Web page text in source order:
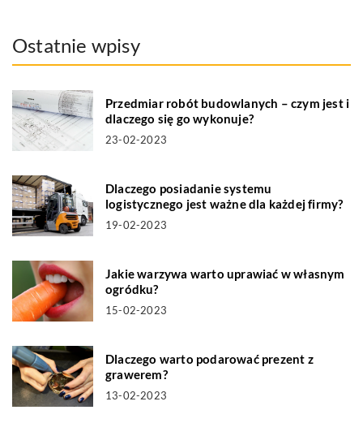
Ostatnie wpisy
Przedmiar robót budowlanych – czym jest i
dlaczego się go wykonuje?
23-02-2023
Dlaczego posiadanie systemu
logistycznego jest ważne dla każdej firmy?
19-02-2023
Jakie warzywa warto uprawiać w własnym
ogródku?
15-02-2023
Dlaczego warto podarować prezent z
grawerem?
13-02-2023